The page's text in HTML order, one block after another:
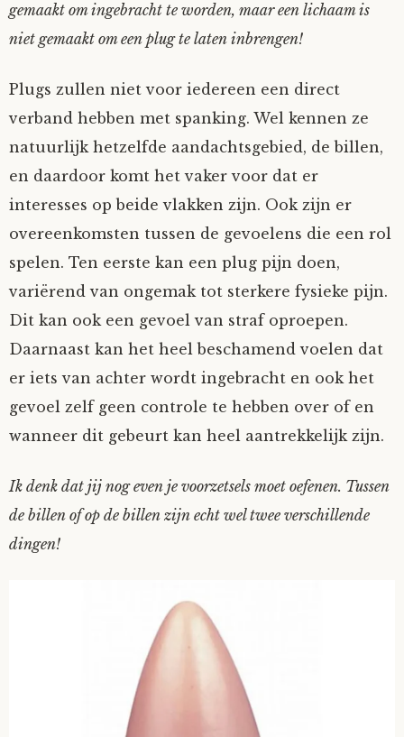
gemaakt om ingebracht te worden, maar een lichaam is
niet gemaakt om een plug te laten inbrengen!
Plugs zullen niet voor iedereen een direct
verband hebben met spanking. Wel kennen ze
natuurlijk hetzelfde aandachtsgebied, de billen,
en daardoor komt het vaker voor dat er
interesses op beide vlakken zijn. Ook zijn er
overeenkomsten tussen de gevoelens die een rol
spelen. Ten eerste kan een plug pijn doen,
variërend van ongemak tot sterkere fysieke pijn.
Dit kan ook een gevoel van straf oproepen.
Daarnaast kan het heel beschamend voelen dat
er iets van achter wordt ingebracht en ook het
gevoel zelf geen controle te hebben over of en
wanneer dit gebeurt kan heel aantrekkelijk zijn.
Ik denk dat jij nog even je voorzetsels moet oefenen. Tussen
de billen of op de billen zijn echt wel twee verschillende
dingen!